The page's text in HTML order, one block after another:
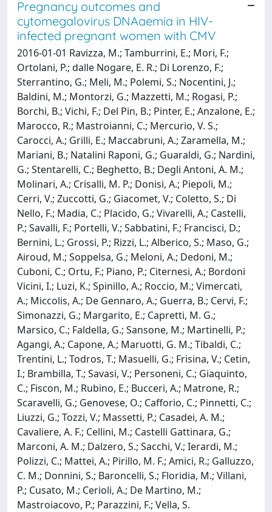
Pregnancy outcomes and
cytomegalovirus DNAaemia in HIV-
infected pregnant women with CMV
2016-01-01 Ravizza, M.; Tamburrini, E.; Mori, F.;
Ortolani, P.; dalle Nogare, E. R.; Di Lorenzo, F.;
Sterrantino, G.; Meli, M.; Polemi, S.; Nocentini, J.;
Baldini, M.; Montorzi, G.; Mazzetti, M.; Rogasi, P.;
Borchi, B.; Vichi, F.; Del Pin, B.; Pinter, E.; Anzalone, E.;
Marocco, R.; Mastroianni, C.; Mercurio, V. S.;
Carocci, A.; Grilli, E.; Maccabruni, A.; Zaramella, M.;
Mariani, B.; Natalini Raponi, G.; Guaraldi, G.; Nardini,
G.; Stentarelli, C.; Beghetto, B.; Degli Antoni, A. M.;
Molinari, A.; Crisalli, M. P.; Donisi, A.; Piepoli, M.;
Cerri, V.; Zuccotti, G.; Giacomet, V.; Coletto, S.; Di
Nello, F.; Madia, C.; Placido, G.; Vivarelli, A.; Castelli,
P.; Savalli, F.; Portelli, V.; Sabbatini, F.; Francisci, D.;
Bernini, L.; Grossi, P.; Rizzi, L.; Alberico, S.; Maso, G.;
Airoud, M.; Soppelsa, G.; Meloni, A.; Dedoni, M.;
Cuboni, C.; Ortu, F.; Piano, P.; Citernesi, A.; Bordoni
Vicini, I.; Luzi, K.; Spinillo, A.; Roccio, M.; Vimercati,
A.; Miccolis, A.; De Gennaro, A.; Guerra, B.; Cervi, F.;
Simonazzi, G.; Margarito, E.; Capretti, M. G.;
Marsico, C.; Faldella, G.; Sansone, M.; Martinelli, P.;
Agangi, A.; Capone, A.; Maruotti, G. M.; Tibaldi, C.;
Trentini, L.; Todros, T.; Masuelli, G.; Frisina, V.; Cetin,
I.; Brambilla, T.; Savasi, V.; Personeni, C.; Giaquinto,
C.; Fiscon, M.; Rubino, E.; Bucceri, A.; Matrone, R.;
Scaravelli, G.; Genovese, O.; Cafforio, C.; Pinnetti, C.;
Liuzzi, G.; Tozzi, V.; Massetti, P.; Casadei, A. M.;
Cavaliere, A. F.; Cellini, M.; Castelli Gattinara, G.;
Marconi, A. M.; Dalzero, S.; Sacchi, V.; Ierardi, M.;
Polizzi, C.; Mattei, A.; Pirillo, M. F.; Amici, R.; Galluzzo,
C. M.; Donnini, S.; Baroncelli, S.; Floridia, M.; Villani,
P.; Cusato, M.; Cerioli, A.; De Martino, M.;
Mastroiacovo, P.; Parazzini, F.; Vella, S.